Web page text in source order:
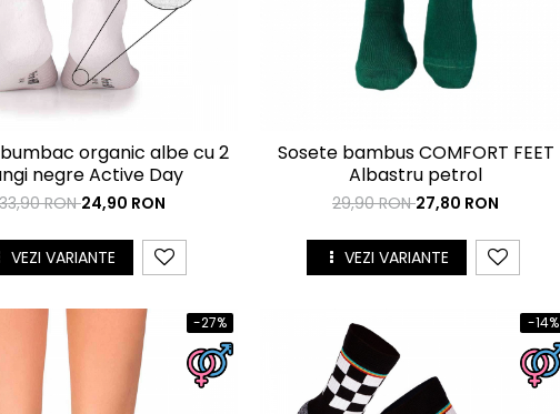
organic albe cu 2
negre Active Day
33,90 RON24,90 RON
VEZI VARIANTE
Sosete bambus COMFORT FEET
Albastru petrol
29,90 RON27,80 RON
VEZI VARIANTE
-27% -14%